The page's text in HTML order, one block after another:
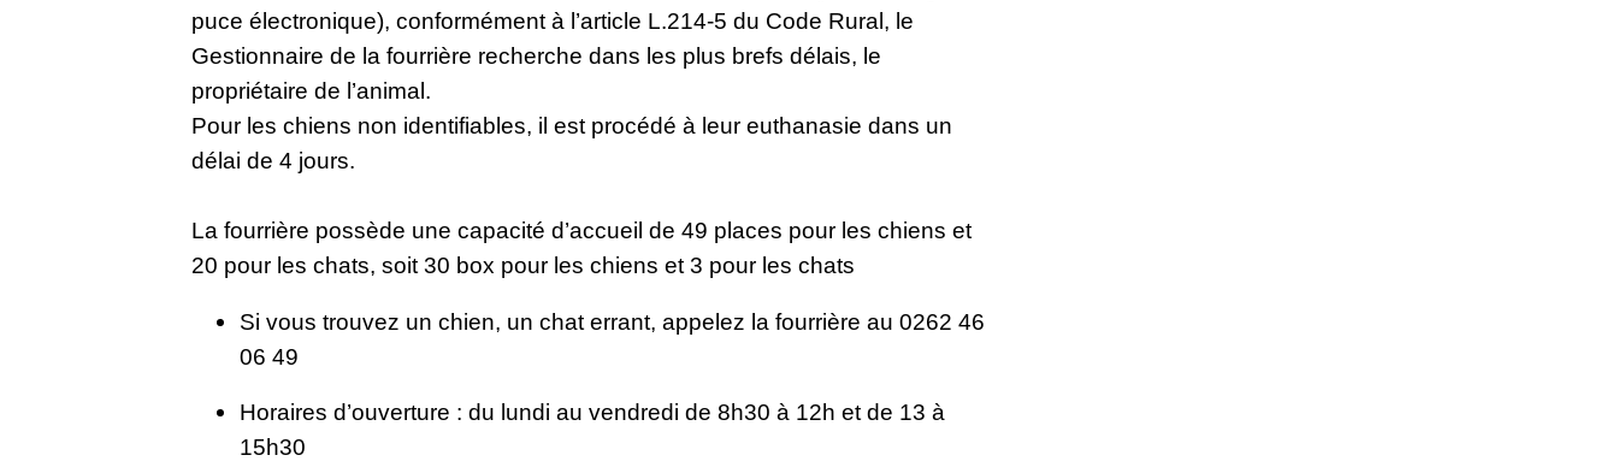
puce électronique), conformément à l’article L.214-5 du Code Rural, le
Gestionnaire de la fourrière recherche dans les plus brefs délais, le
propriétaire de l’animal.
Pour les chiens non identifiables, il est procédé à leur euthanasie dans un
délai de 4 jours.
La fourrière possède une capacité d’accueil de 49 places pour les chiens et
20 pour les chats, soit 30 box pour les chiens et 3 pour les chats
Si vous trouvez un chien, un chat errant, appelez la fourrière au 0262 46
06 49
Horaires d’ouverture : du lundi au vendredi de 8h30 à 12h et de 13 à
15h30